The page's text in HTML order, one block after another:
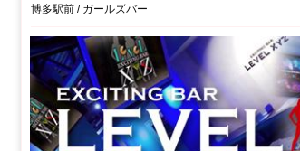
博多駅前 / ガールズバー